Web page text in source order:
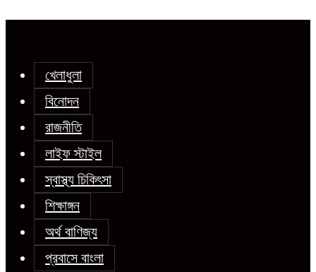
খেলাধুলা
বিনোদন
রাজনীতি
লাইফ স্টাইল
স্বাস্থ্য চিকিৎসা
শিক্ষাঙ্গন
অর্থ বাণিজ্য
প্রবাসে বাংলা